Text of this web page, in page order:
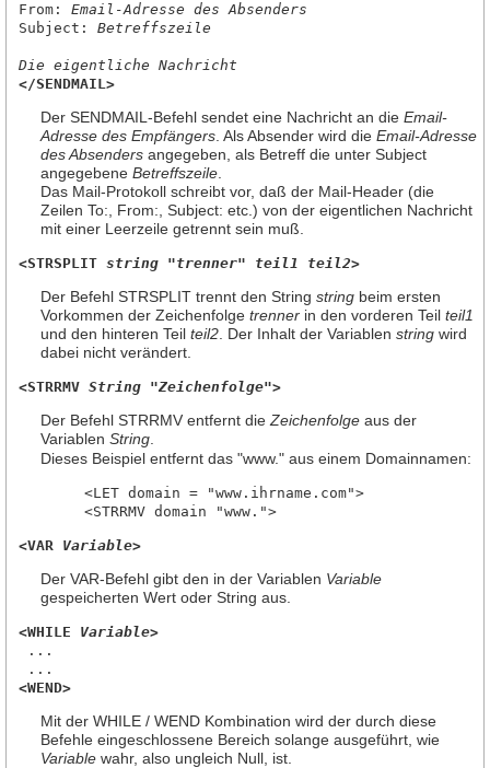
From: Email-Adresse des Absenders
Subject: Betreffszeile
Die eigentliche Nachricht
</SENDMAIL>
Der SENDMAIL-Befehl sendet eine Nachricht an die Email-
Adresse des Empfängers . Als Absender wird die Email-Adresse
des Absenders angegeben, als Betreff die unter Subject
angegebene Betreffszeile
Das Mail-Protokoll schreibt vor, daß der Mail-Header (die
Zeilen To:, From:, Subject: etc.) von der eigentlichen Nachricht
mit einer Leerzeile getrennt sein muß.
<STRSPLIT string "trenner" teil1 teil2>
Der Befehl STRSPLIT trennt den String string beim ersten
Vorkommen der Zeichenfolge trenner in den vorderen Teil teil1
und den hinteren Teil teil2 . Der Inhalt der Variablen string wird
dabei nicht verändert.
<STRRMV String "Zeichenfolge">
Der Befehl STRRMV entfernt die Zeichenfolge aus der
Variablen String
Dieses Beispiel entfernt das "www." aus einem Domainnamen:
     <LET domain = "www.ihrname.com">
<VAR Variable>
Der VAR-Befehl gibt den in der Variablen Variable
gespeicherten Wert oder String aus.
<WHILE Variable>
...
<WEND>
Mit der WHILE / WEND Kombination wird der durch diese
Befehle eingeschlossene Bereich solange ausgeführt, wie
Variable wahr, also ungleich Null, ist.